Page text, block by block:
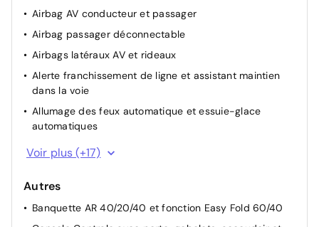
Airbag AV conducteur et passager
Airbag passager déconnectable
Airbags latéraux AV et rideaux
Alerte franchissement de ligne et assistant maintien
dans la voie
Allumage des feux automatique et essuie-glace
automatiques
Appel SOS (E-call)
Commutation automatique feux de croisement/route
Détection de perte de pression des pneus
Voir plus (+17)
Autres
Banquette AR 40/20/40 et fonction Easy Fold 60/40